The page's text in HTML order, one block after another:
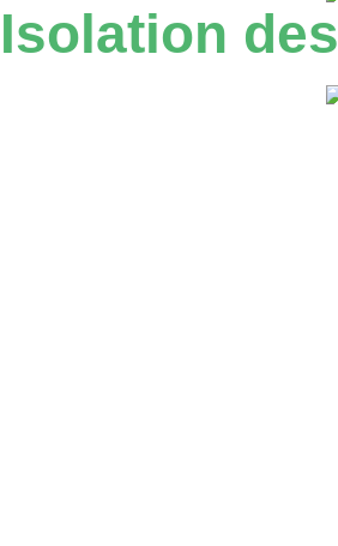
Isolation des